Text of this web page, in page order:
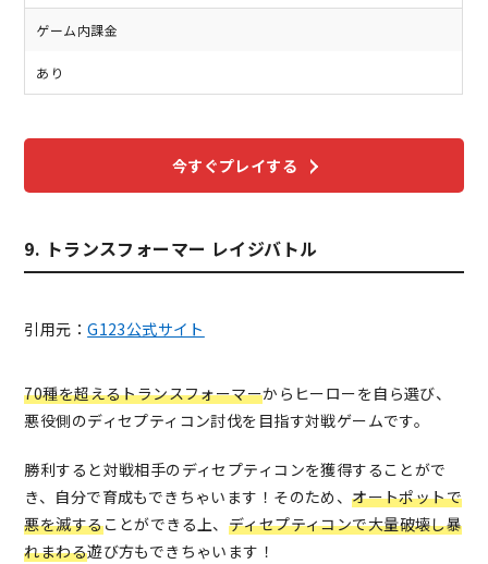
ゲーム内課金
あり
今すぐプレイする
9. トランスフォーマー レイジバトル
引用元：G123公式サイト
70種を超えるトランスフォーマーからヒーローを自ら選び、
悪役側のディセプティコン討伐を目指す対戦ゲームです。
勝利すると対戦相手のディセプティコンを獲得することがで
き、自分で育成もできちゃいます！そのため、オートポットで
悪を滅することができる上、 ディセプティコンで大量破壊し暴
れまわる遊び方もできちゃいます！